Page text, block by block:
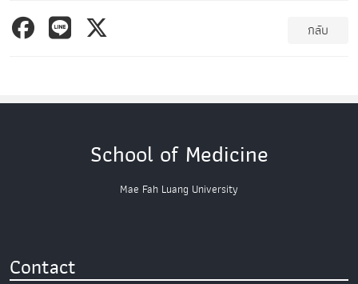
กลับ
School of Medicine
Mae Fah Luang University
Contact